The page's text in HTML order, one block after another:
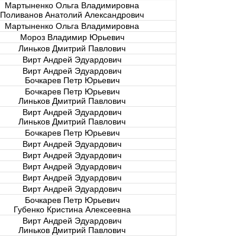
Мартыненко Ольга Владимировна
Поливанов Анатолий Александрович
Мартыненко Ольга Владимировна
Мороз Владимир Юрьевич
Линьков Дмитрий Павлович
Вирт Андрей Эдуардович
Вирт Андрей Эдуардович
Бочкарев Петр Юрьевич
Бочкарев Петр Юрьевич
Линьков Дмитрий Павлович
Вирт Андрей Эдуардович
Линьков Дмитрий Павлович
Бочкарев Петр Юрьевич
Вирт Андрей Эдуардович
Вирт Андрей Эдуардович
Вирт Андрей Эдуардович
Вирт Андрей Эдуардович
Вирт Андрей Эдуардович
Бочкарев Петр Юрьевич
Губенко Кристина Алексеевна
Вирт Андрей Эдуардович
Линьков Дмитрий Павлович